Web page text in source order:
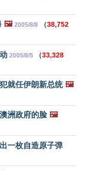
🖼️ 2005/8/8 （38,752
2005/8/5 （33,328
就任伊朗新总统 🖼️
洲政府的脸 🖼️
一枚自造原子弹